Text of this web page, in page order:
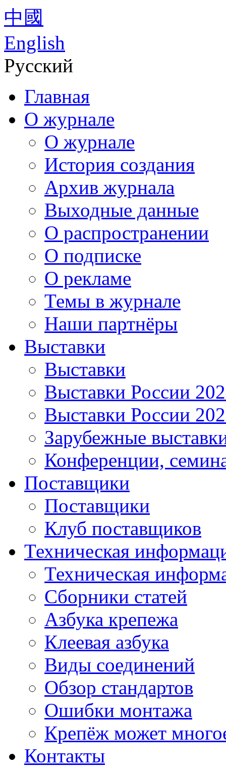
中國
English
Русский
Главная
О журнале
О журнале
История создания
Архив журнала
Выходные данные
О распространении
О подписке
О рекламе
Темы в журнале
Наши партнёры
Выставки
Выставки
Выставки России
Выставки России
Зарубежные
Конференции,
Поставщики
Поставщики
Клуб поставщиков
Техническая
Техническая
Сборники статей
Азбука крепежа
Клеевая азбука
Виды соединений
Обзор стандартов
Ошибки монтажа
Крепёж может
Контакты